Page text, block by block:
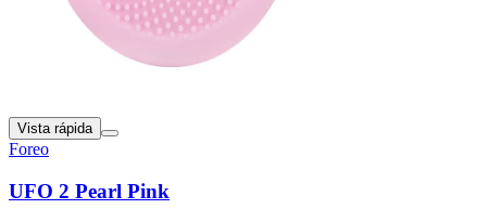
Vista rápida
Foreo
UFO 2 Pearl Pink